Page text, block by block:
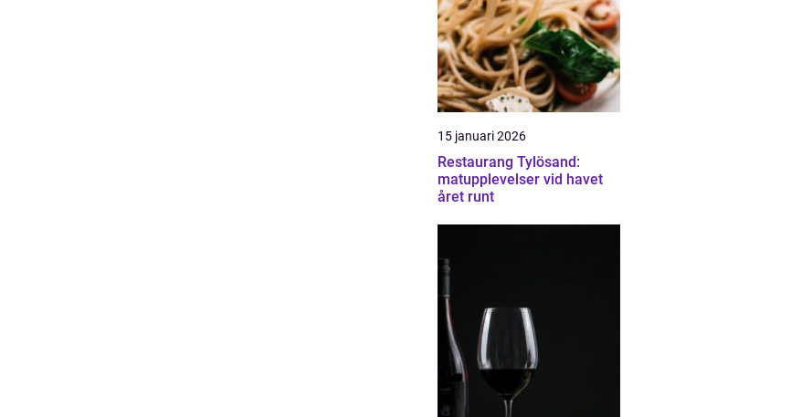
15 januari 2026
Restaurang Tylösand:
matupplevelser vid havet
året runt